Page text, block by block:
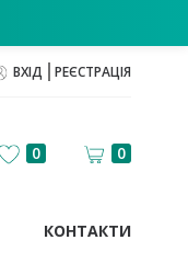
ВХІД РЕЄСТРАЦІЯ
0 0
КОНТАКТИ